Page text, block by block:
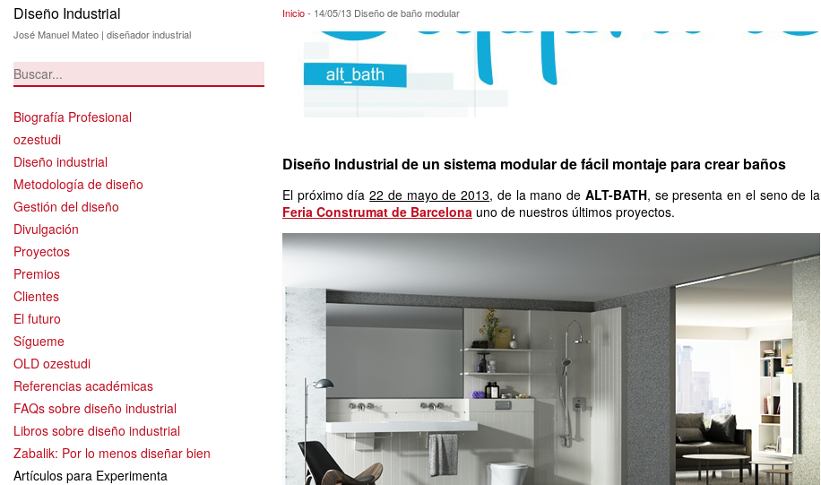
Diseño Industrial
José Manuel Mateo | diseñador industrial
Biografía Profesional
ozestudi
Diseño industrial
Metodología de diseño
Gestión del diseño
Divulgación
Proyectos
Premios
Clientes
El futuro
Sígueme
OLD ozestudi
Referencias académicas
FAQs sobre diseño industrial
Libros sobre diseño industrial
Zabalik: Por lo menos diseñar bien
Artículos para Experimenta
14/05/13 Diseño de baño modular
Inicio- 14/05/13 Diseño de baño modular
Diseño Industrial de un sistema modular de fácil montaje para crear baños
El próximo día22 de mayo de 2013, de la mano de ALT-BATH, se presenta en el seno de la
Feria Construmat de Barcelona uno de nuestros últimos proyectos.